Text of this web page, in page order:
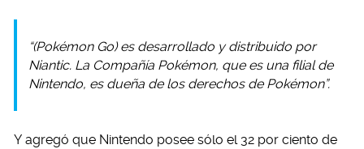
“(Pokémon Go) es desarrollado y distribuido por
Niantic. La Compañía Pokémon, que es una filial de
Nintendo, es dueña de los derechos de Pokémon”.
Y agregó que Nintendo posee sólo el 32 por ciento de